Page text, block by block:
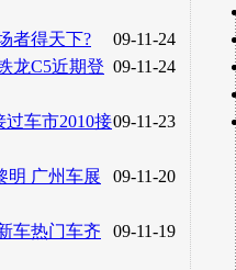
09-11-24
者得天下?
09-11-24
龙C5近期登
09-11-23
车市2010接
09-11-20
明 广州车展
09-11-19
车热门车齐